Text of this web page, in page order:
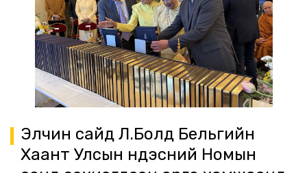
Элчин сайд Л.Болд Бельгийн
Хаант Улсын Үндэсний Номын